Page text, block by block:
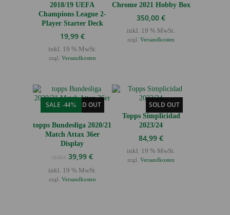
2018/19 UEFA
Champions League 2-
Player Starter Deck
19,99 €
inkl. 19 % MwSt.
zzgl. Versandkosten
Chrome 2021 Hobby Box
350,00€
inkl. 19 % MwSt.
zzgl.Versandkosten
SOLD OUT
SALE -44%
topps Bundesliga 2020/21
Match Attax 36er
Display
72,00€ Ursprünglicher
war:
72,00 €
39,99€Aktueller
ist:
39,99 €.
inkl. 19 % MwSt.
zzgl. Versandkosten
SOLD OUT
Topps Simplicidad
2023/24
84,99€
inkl. 19 % MwSt.
zzgl.Versandkosten